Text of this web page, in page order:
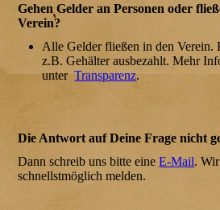
Gehen Gelder an Personen oder
Verein?
Alle Gelder fließen in den Verein.
z.B. Gehälter ausbezahlt. Mehr
unterTransparenz.
Die Antwort auf Deine Frage nicht
Dann schreib uns bitte eineE-Mail.
schnellstmöglich melden.